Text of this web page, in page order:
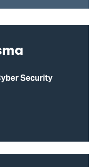
Security